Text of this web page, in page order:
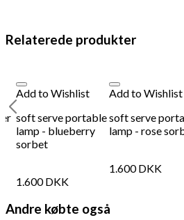
Relaterede produkter
Add to Wishlist
soft serve portable
lamp - blueberry
sorbet
1.600DKK
Add to Wishlist
soft serve
lamp - rose
1.600DKK
Andre købte også